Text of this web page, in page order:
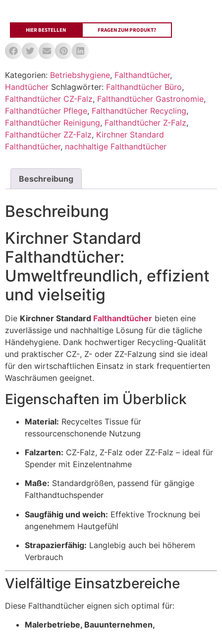
HIER BESTELLEN FRAGEN ZUM PRODUKT?
Kategorien: Betriebshygiene, Falthandtücher,
Handtücher Schlagwörter: Falthandtücher Büro,
Falthandtücher CZ-Falz, Falthandtücher Gastronomie,
Falthandtücher Pflege, Falthandtücher Recycling,
Falthandtücher Reinigung, Falthandtücher Z-Falz,
Falthandtücher ZZ-Falz, Kirchner Standard
Falthandtücher, nachhaltige Falthandtücher
Beschreibung
Beschreibung
Kirchner Standard
Falthandtücher:
Umweltfreundlich, effizient
und vielseitig
Die Kirchner Standard Falthandtücher bieten eine
zuverlässige und nachhaltige Lösung für die tägliche
Händehygiene. Dank hochwertiger Recycling-Qualität
und praktischer CZ-, Z- oder ZZ-Falzung sind sie ideal
für den wirtschaftlichen Einsatz in stark frequentierten
Waschräumen geeignet.
Eigenschaften im Überblick
Material: Recyceltes Tissue für
ressourcenschonende Nutzung
Falzarten: CZ-Falz, Z-Falz oder ZZ-Falz – ideal für
Spender mit Einzelentnahme
Maße: Standardgrößen, passend für gängige
Falthandtuchspender
Saugfähig und weich: Effektive Trocknung bei
angenehmem Hautgefühl
Strapazierfähig: Langlebig auch bei höherem
Verbrauch
Vielfältige Einsatzbereiche
Diese Falthandtücher eignen sich optimal für:
Malerbetriebe, Bauunternehmen,